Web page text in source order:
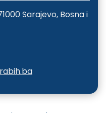
Sarajevo, Bosna i